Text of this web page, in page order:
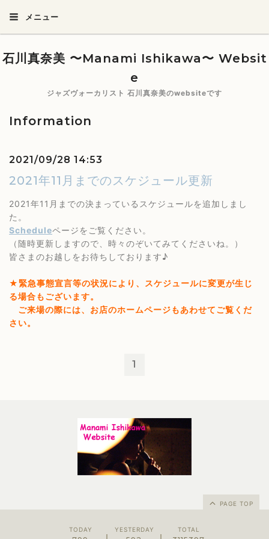
メニュー
石川真奈美 〜Manami Ishikawa〜 Websit
e
ジャズヴォーカリスト 石川真奈美のwebsiteです
Information
2021/09/28 14:53
2021年11月までのスケジュール更新
2021年11月までの決まっているスケジュールを追加しまし
た。
Scheduleページをご覧ください。
（随時更新しますので、時々のぞいてみてくださいね。）
皆さまのお越しをお待ちしております♪
★緊急事態宣言等の状況により、スケジュールに変更が生じ
る場合もございます。
ご来場の際には、お店のホームページもあわせてご覧くだ
さい。
1
PAGE TOP
TODAY YESTERDAY TOTAL